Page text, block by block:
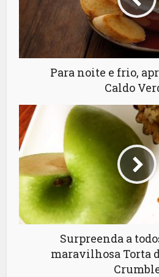
Para noite e frio,
Caldo
Surpreenda a
maravilhosa Torta